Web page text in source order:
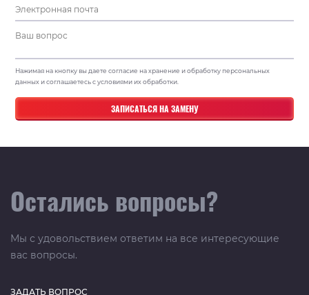
Нажимая на кнопку вы даете согласие на хранение и обработку персональных
данных и соглашаетесь с условиями их обработки.
Остались вопросы?
Мы с удовольствием ответим на все интересующие
вас вопросы.
ЗАДАТЬ ВОПРОС